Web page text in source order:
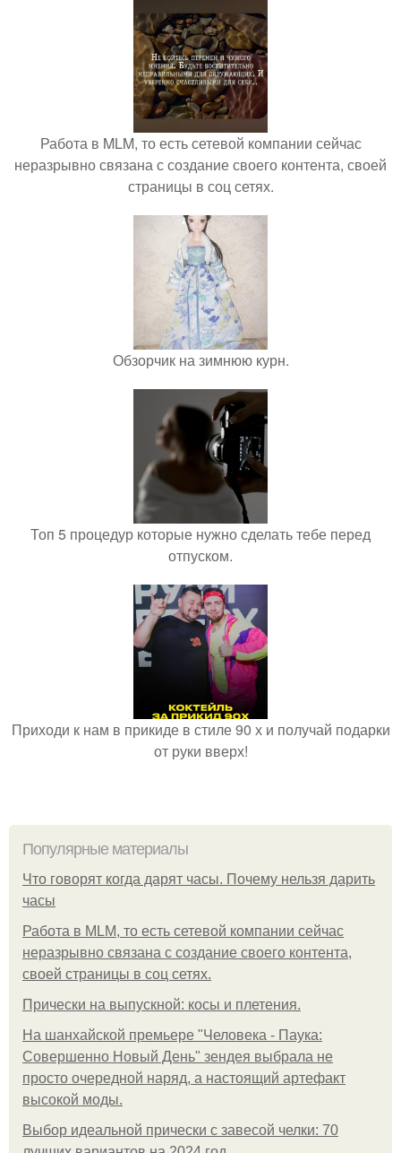
Работа в MLM, то есть сетевой компании сейчас
неразрывно связана с создание своего контента, своей
страницы в соц сетях.
Обзорчик на зимнюю курн.
Топ 5 процедур которые нужно сделать тебе перед
отпуском.
Приходи к нам в прикиде в стиле 90 х и получай подарки
от руки вверх!
Популярные материалы
Что говорят когда дарят часы. Почему нельзя дарить
часы
Работа в MLM, то есть сетевой компании сейчас
неразрывно связана с создание своего контента,
своей страницы в соц сетях.
Прически на выпускной: косы и плетения.
На шанхайской премьере "Человека - Паука:
Совершенно Новый День" зендея выбрала не
просто очередной наряд, а настоящий артефакт
высокой моды.
Выбор идеальной прически с завесой челки: 70